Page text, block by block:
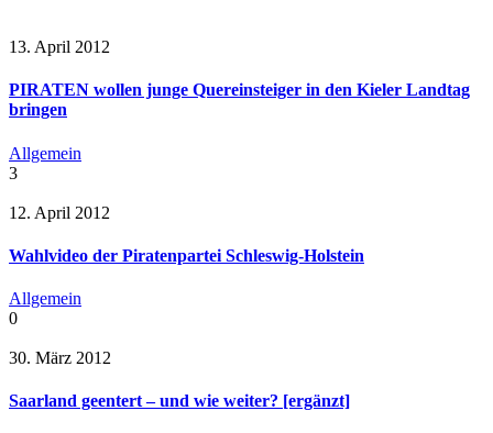
13. April 2012
PIRATEN wollen junge Quereinsteiger in den Kieler Landtag
bringen
Allgemein
3
12. April 2012
Wahlvideo der Piratenpartei Schleswig-Holstein
Allgemein
0
30. März 2012
Saarland geentert – und wie weiter? [ergänzt]